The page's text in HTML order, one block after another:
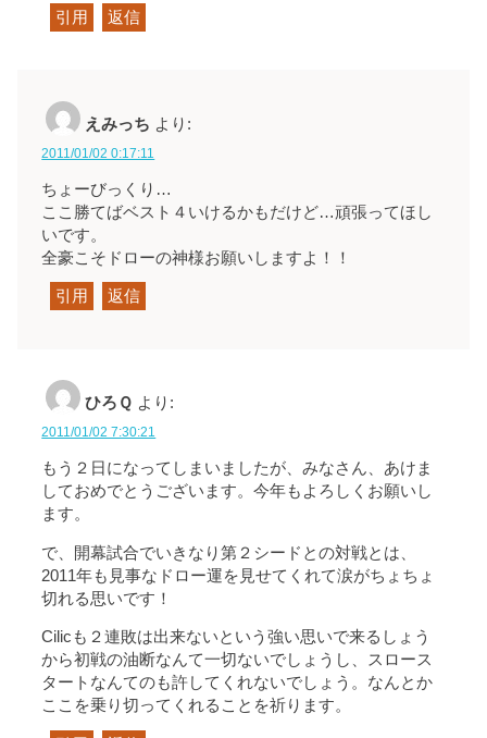
引用 返信
えみっち より:
2011/01/02 0:17:11
ちょーびっくり…
ここ勝てばベスト４いけるかもだけど…頑張ってほし
いです。
全豪こそドローの神様お願いしますよ！！
引用 返信
ひろＱ より:
2011/01/02 7:30:21
もう２日になってしまいましたが、みなさん、あけま
しておめでとうございます。今年もよろしくお願いし
ます。
で、開幕試合でいきなり第２シードとの対戦とは、
2011年も見事なドロー運を見せてくれて涙がちょちょ
切れる思いです！
Cilicも２連敗は出来ないという強い思いで来るしょう
から初戦の油断なんて一切ないでしょうし、スロース
タートなんてのも許してくれないでしょう。なんとか
ここを乗り切ってくれることを祈ります。